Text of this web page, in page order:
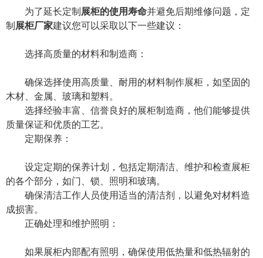
为了延长定制 展柜的使用寿命并避免后期维修问题，定
制 展柜厂家建议您可以采取以下一些建议：
选择高质量的材料和制造商：
确保选择使用高质量、耐用的材料制作展柜，如坚固的
木材、金属、玻璃和塑料。
选择经验丰富、信誉良好的展柜制造商，他们能够提供
质量保证和优质的工艺。
定期保养：
设定定期的保养计划，包括定期清洁、维护和检查展柜
的各个部分，如门、锁、照明和玻璃。
确保清洁工作人员使用适当的清洁剂，以避免对材料造
成损害。
正确处理和维护照明：
如果展柜内部配有照明，确保使用低热量和低热辐射的